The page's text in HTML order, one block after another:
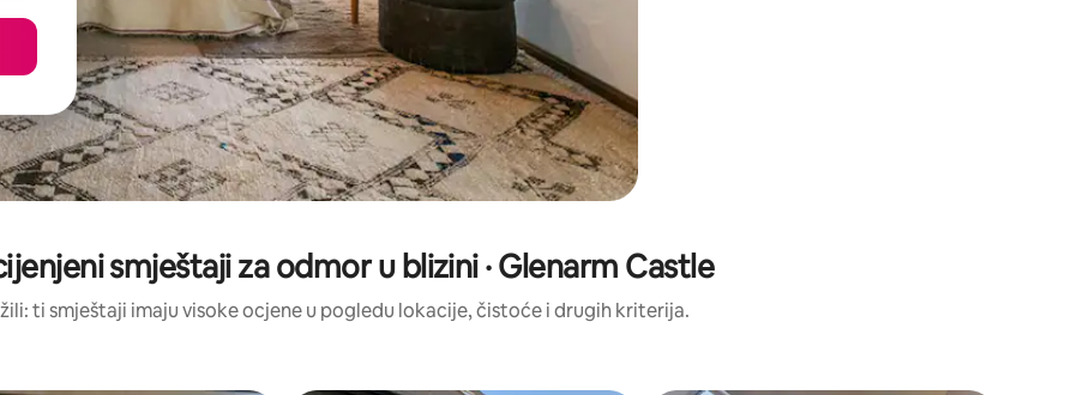
smještaji za odmor u blizini · Glenarm Castle
ti smještaji imaju visoke ocjene u pogledu lokacije, čistoće i drugih kriterija.